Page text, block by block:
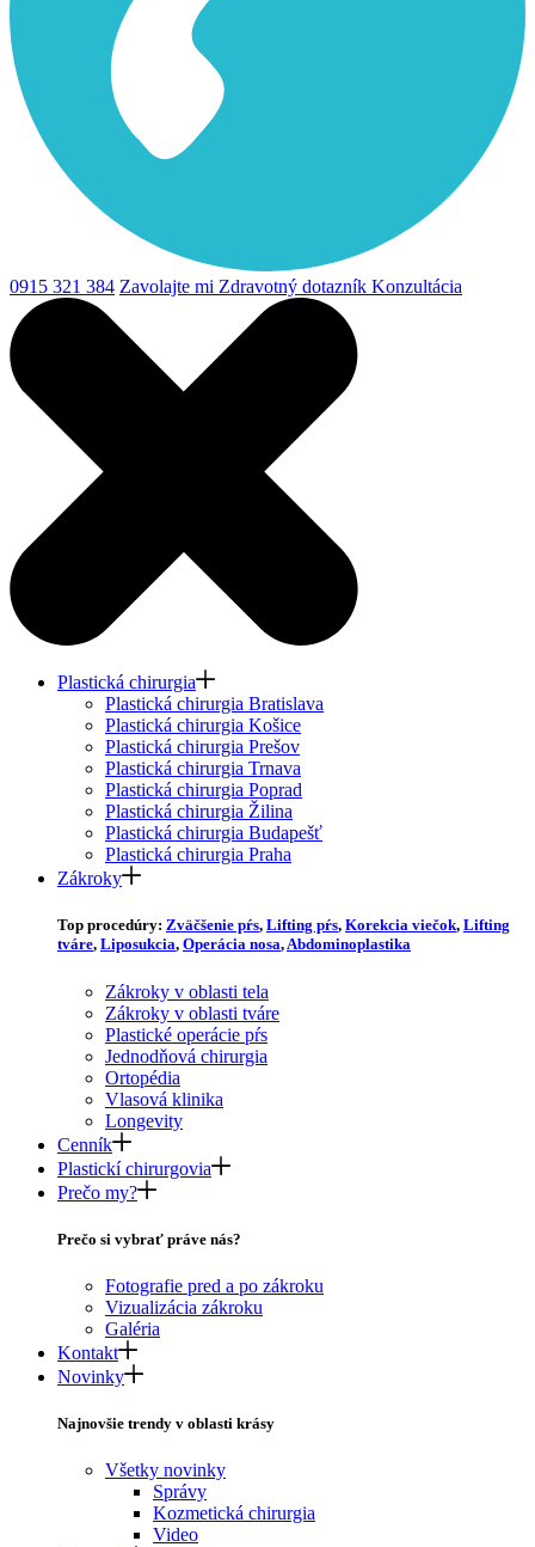
0915 321 384 Zavolajte mi Zdravotný dotazník Konzultácia
Plastická chirurgia
Plastická chirurgia Bratislava
Plastická chirurgia Košice
Plastická chirurgia Prešov
Plastická chirurgia Trnava
Plastická chirurgia Poprad
Plastická chirurgia Žilina
Plastická chirurgia Budapešť
Plastická chirurgia Praha
Zákroky
Top procedúry: Zväčšenie pŕs, Lifting pŕs, Korekcia viečok, Lifting
tváre, Liposukcia, Operácia nosa,Abdominoplastika
Zákroky v oblasti tela
Zákroky v oblasti tváre
Plastické operácie pŕs
Jednodňová chirurgia
Ortopédia
Vlasová klinika
Longevity
Cenník
Plastickí chirurgovia
Prečo my?
Prečo si vybrať práve nás?
Fotografie pred a po zákroku
Vizualizácia zákroku
Galéria
Kontakt
Novinky
Najnovšie trendy v oblasti krásy
Všetky novinky
Správy
Kozmetická chirurgia
Video